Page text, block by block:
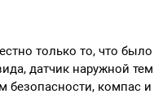
только то, что
датчик наружной
безопасности, компас